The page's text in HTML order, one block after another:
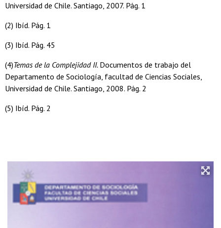
Universidad de Chile. Santiago, 2007. Pág. 1
(2) Ibíd. Pág. 1
(3) Ibíd. Pág. 45
(4)Temas de la Complejidad II. Documentos de trabajo del
Departamento de Sociología, facultad de Ciencias Sociales,
Universidad de Chile. Santiago, 2008. Pág. 2
(5) Ibíd. Pág. 2